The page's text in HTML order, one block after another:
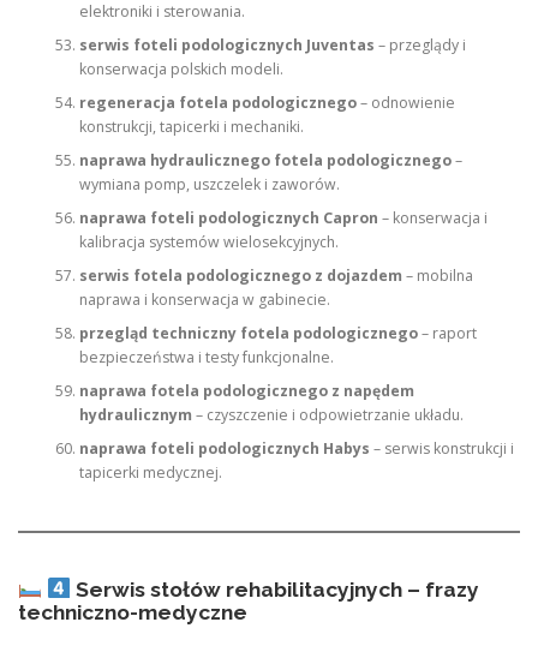
elektroniki i sterowania.
serwis foteli podologicznych Juventas – przeglądy i
konserwacja polskich modeli.
regeneracja fotela podologicznego– odnowienie
konstrukcji, tapicerki i mechaniki.
naprawa hydraulicznego fotela podologicznego–
wymiana pomp, uszczelek i zaworów.
naprawa foteli podologicznych Capron – konserwacja i
kalibracja systemów wielosekcyjnych.
serwis fotela podologicznego z dojazdem – mobilna
naprawa i konserwacja w gabinecie.
przegląd techniczny fotela podologicznego– raport
bezpieczeństwa i testy funkcjonalne.
naprawa fotela podologicznego z napędem
hydraulicznym – czyszczenie i odpowietrzanie układu.
naprawa foteli podologicznych Habys – serwis konstrukcji i
tapicerki medycznej.
Serwis stołów rehabilitacyjnych – frazy
techniczno-medyczne